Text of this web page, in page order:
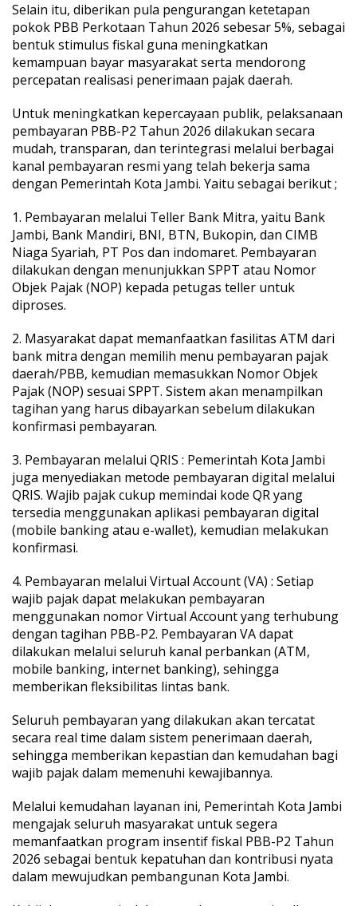
P
i
l
i
h
P
s
a
k
o
B
e
u
a
h
2
0
2
Selain itu, diberikan pula pengurangan ketetapan
pokok PBB Perkotaan Tahun 2026 sebesar 5%, sebagai
bentuk stimulus fiskal guna meningkatkan
kemampuan bayar masyarakat serta mendorong
percepatan realisasi penerimaan pajak daerah.
Untuk meningkatkan kepercayaan publik, pelaksanaan
pembayaran PBB-P2 Tahun 2026 dilakukan secara
mudah, transparan, dan terintegrasi melalui berbagai
kanal pembayaran resmi yang telah bekerja sama
dengan Pemerintah Kota Jambi. Yaitu sebagai berikut ;
1. Pembayaran melalui Teller Bank Mitra, yaitu Bank
Jambi, Bank Mandiri, BNI, BTN, Bukopin, dan CIMB
Niaga Syariah, PT Pos dan indomaret. Pembayaran
dilakukan dengan menunjukkan SPPT atau Nomor
Objek Pajak (NOP) kepada petugas teller untuk
diproses.
2. Masyarakat dapat memanfaatkan fasilitas ATM dari
bank mitra dengan memilih menu pembayaran pajak
daerah/PBB, kemudian memasukkan Nomor Objek
Pajak (NOP) sesuai SPPT. Sistem akan menampilkan
tagihan yang harus dibayarkan sebelum dilakukan
konfirmasi pembayaran.
3. Pembayaran melalui QRIS : Pemerintah Kota Jambi
juga menyediakan metode pembayaran digital melalui
QRIS. Wajib pajak cukup memindai kode QR yang
tersedia menggunakan aplikasi pembayaran digital
(mobile banking atau e-wallet), kemudian melakukan
konfirmasi.
4. Pembayaran melalui Virtual Account (VA) : Setiap
wajib pajak dapat melakukan pembayaran
menggunakan nomor Virtual Account yang terhubung
dengan tagihan PBB-P2. Pembayaran VA dapat
dilakukan melalui seluruh kanal perbankan (ATM,
mobile banking, internet banking), sehingga
memberikan fleksibilitas lintas bank.
Seluruh pembayaran yang dilakukan akan tercatat
secara real time dalam sistem penerimaan daerah,
sehingga memberikan kepastian dan kemudahan bagi
wajib pajak dalam memenuhi kewajibannya.
Melalui kemudahan layanan ini, Pemerintah Kota Jambi
mengajak seluruh masyarakat untuk segera
memanfaatkan program insentif fiskal PBB-P2 Tahun
2026 sebagai bentuk kepatuhan dan kontribusi nyata
dalam mewujudkan pembangunan Kota Jambi.